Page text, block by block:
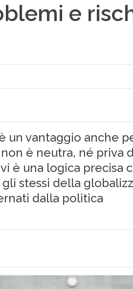
e
un vantaggio anche
è neutra, né priva
è una logica precisa
stessi della
dalla politica